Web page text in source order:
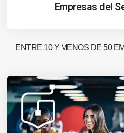
Empresas del
ENTRE 10 Y MENOS DE 50